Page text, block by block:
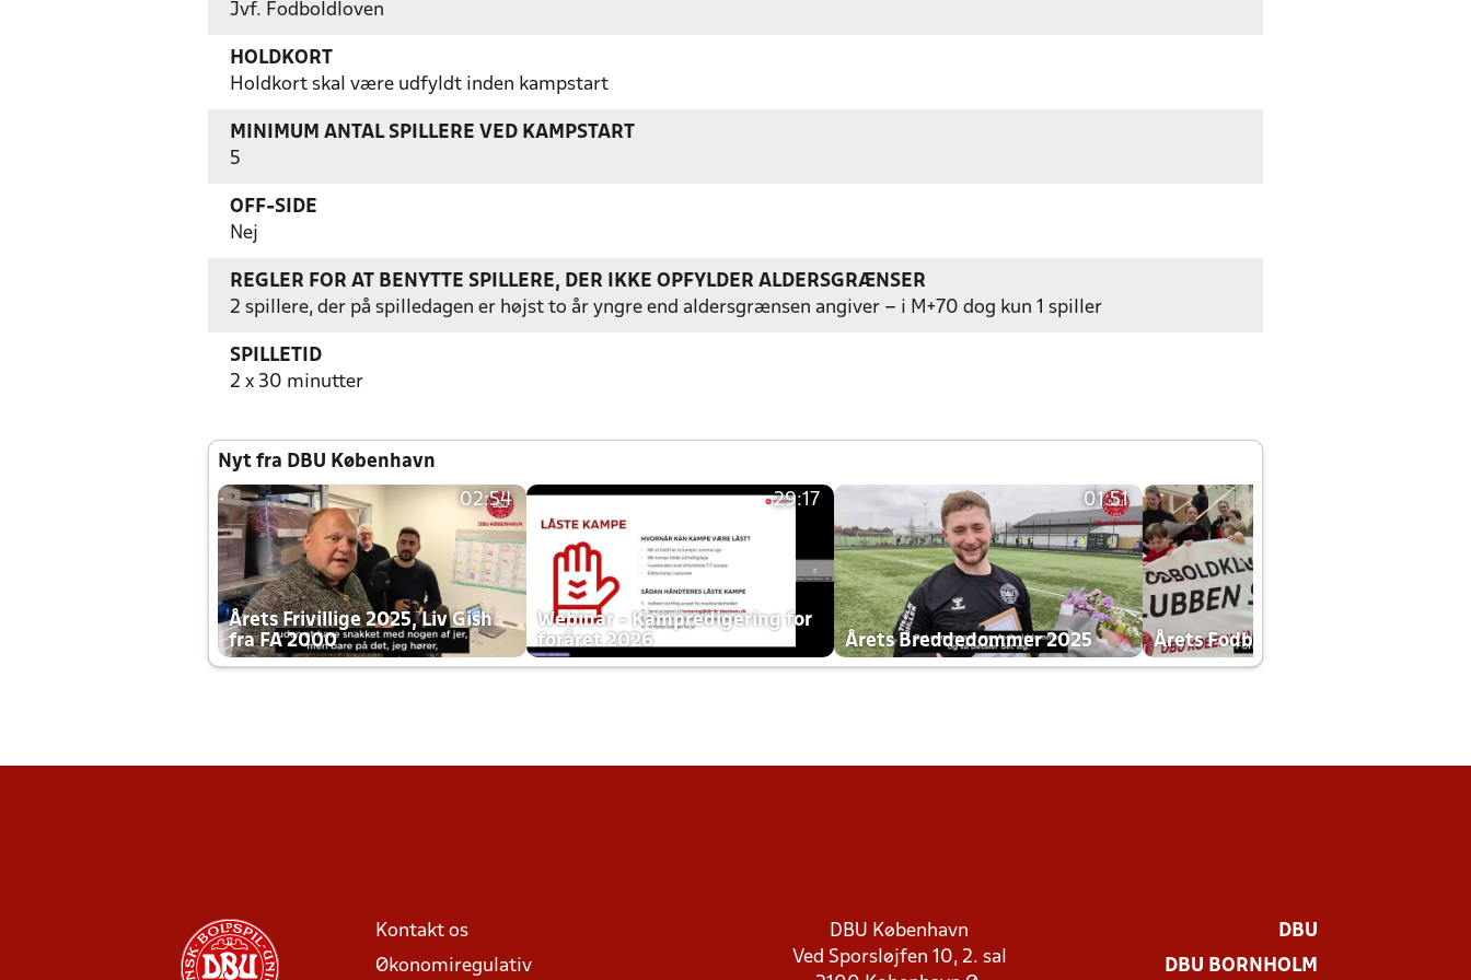
Jvf. Fodboldloven
HOLDKORT
Holdkort skal være udfyldt inden kampstart
MINIMUM ANTAL SPILLERE VED KAMPSTART
5
OFF-SIDE
Nej
REGLER FOR AT BENYTTE SPILLERE, DER IKKE OPFYLDER ALDERSGRÆNSER
2 spillere, der på spilledagen er højst to år yngre end aldersgrænsen angiver – i M+70 dog kun 1 spiller
SPILLETID
2 x 30 minutter
Nyt fra DBU København
02:54
Årets Frivillige 2025, Liv Gish
fra FA 2000
29:17
Webinar - Kampredigering for
foråret 2026
01:51
Årets Breddedommer 2025 Årets Fodboldklub 2025 mp4
Kontakt os
Økonomiregulativ
DBU København
Ved Sporsløjfen 10, 2. sal
DBU
DBU BORNHOLM